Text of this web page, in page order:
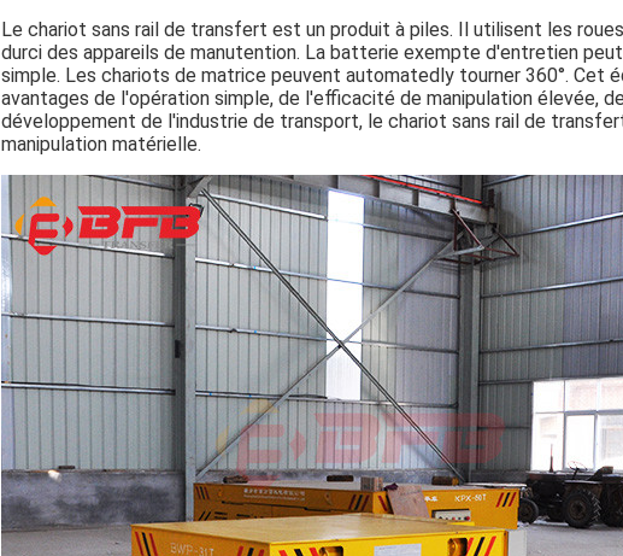
Le chariot sans rail de transfert est un produit à piles. Il utilisent les
durci des appareils de manutention. La batterie exempte d'entretien
simple. Les chariots de matrice peuvent automatedly tourner 360°. Cet
avantages de l'opération simple, de l'efficacité de manipulation élevée,
développement de l'industrie de transport, le chariot sans rail de
manipulation matérielle.